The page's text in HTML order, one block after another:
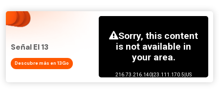
Señal El 13
Descubre más en 13Go